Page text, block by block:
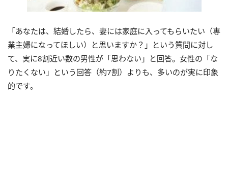
「あなたは、結婚したら、妻には家庭に入ってもらいたい（専
業主婦になってほしい）と思いますか？」という質問に対し
て、実に8割近い数の男性が「思わない」と回答。女性の「な
りたくない」という回答（約7割）よりも、多いのが実に印象
的です。